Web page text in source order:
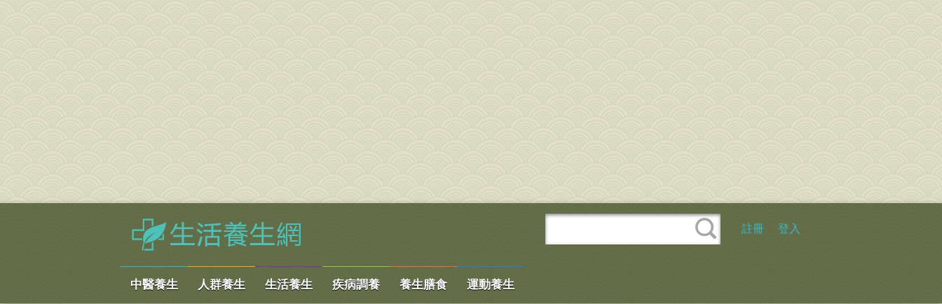
註冊 登入
中醫養生 人群養生 生活養生 疾病調養 養生膳食 運動養生